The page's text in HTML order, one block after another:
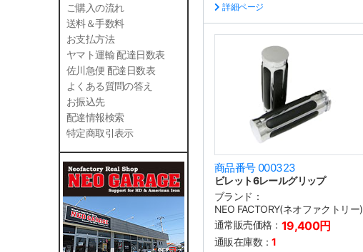
ご購入の流れ
送料＆手数料
お支払方法
ヤマト運輸 配達日数表
佐川急便 配達日数表
よくある質問の答え
お振込先
配達情報検索
特定商取引表示
詳細ページ
商品番号 000323
ビレット6レールグリップ
ブランド：
NEO FACTORY(ネオファクトリー)
通常販売価格： 19,400円
通販在庫数：1